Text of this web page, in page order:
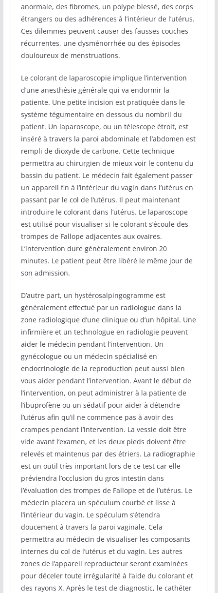
anormale, des fibromes, un polype blessé, des corps
étrangers ou des adhérences à l’intérieur de l’utérus.
Ces dilemmes peuvent causer des fausses couches
récurrentes, une dysménorrhée ou des épisodes
douloureux de menstruations.
Le colorant de laparoscopie implique l’intervention
d’une anesthésie générale qui va endormir la
patiente. Une petite incision est pratiquée dans le
système tégumentaire en dessous du nombril du
patient. Un laparoscope, ou un télescope étroit, est
inséré à travers la paroi abdominale et l’abdomen est
rempli de dioxyde de carbone. Cette technique
permettra au chirurgien de mieux voir le contenu du
bassin du patient. Le médecin fait également passer
un appareil fin à l’intérieur du vagin dans l’utérus en
passant par le col de l’utérus. Il peut maintenant
introduire le colorant dans l’utérus. Le laparoscope
est utilisé pour visualiser si le colorant s’écoule des
trompes de Fallope adjacentes aux ovaires.
L’intervention dure généralement environ 20
minutes. Le patient peut être libéré le même jour de
son admission.
D’autre part, un hystérosalpingogramme est
généralement effectué par un radiologue dans la
zone radiologique d’une clinique ou d’un hôpital. Une
infirmière et un technologue en radiologie peuvent
aider le médecin pendant l’intervention. Un
gynécologue ou un médecin spécialisé en
endocrinologie de la reproduction peut aussi bien
vous aider pendant l’intervention. Avant le début de
l’intervention, on peut administrer à la patiente de
l’ibuprofène ou un sédatif pour aider à détendre
l’utérus afin qu’il ne commence pas à avoir des
crampes pendant l’intervention. La vessie doit être
vide avant l’examen, et les deux pieds doivent être
relevés et maintenus par des étriers. La radiographie
est un outil très important lors de ce test car elle
préviendra l’occlusion du gros intestin dans
l’évaluation des trompes de Fallope et de l’utérus. Le
médecin placera un spéculum courbé et lisse à
l’intérieur du vagin. Le spéculum s’étendra
doucement à travers la paroi vaginale. Cela
permettra au médecin de visualiser les composants
internes du col de l’utérus et du vagin. Les autres
zones de l’appareil reproducteur seront examinées
pour déceler toute irrégularité à l’aide du colorant et
des rayons X. Après le test de diagnostic, le cathéter